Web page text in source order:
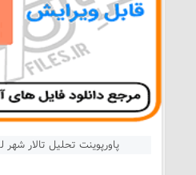
پاورپوینت تحلیل تالار شهر